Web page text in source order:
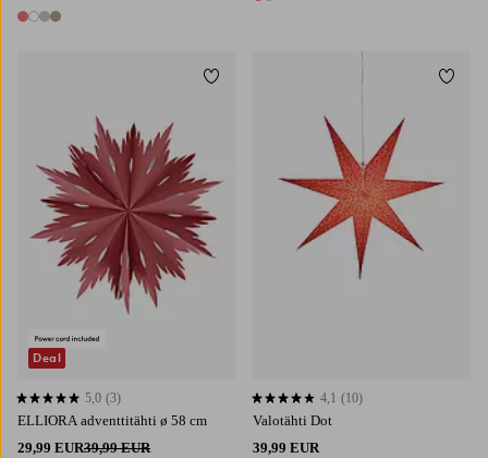
4 värejä
2 värejä
ELLIORA adventtitähti ø 58 cm
29,99 EUR39,99 EUR
5,0 perustuen 3 arvosanaan
5,0 (3)
Deal
Lisää suosikkeihin
Valotähti Dot
39,99 EUR
4,1 perustuen 10 arvosanaan
4,1 (10)
Lisää